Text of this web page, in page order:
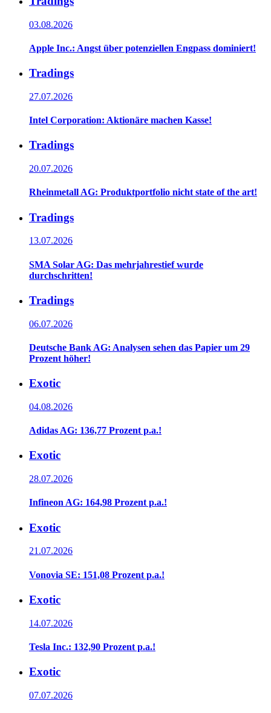
03.08.2026
Apple Inc.: Angst über potenziellen Engpass dominiert!
Tradings
27.07.2026
Intel Corporation: Aktionäre machen Kasse!
Tradings
20.07.2026
Rheinmetall AG: Produktportfolio nicht state of the art!
Tradings
13.07.2026
SMA Solar AG: Das mehrjahrestief wurde
durchschritten!
Tradings
06.07.2026
Deutsche Bank AG: Analysen sehen das Papier um 29
Prozent höher!
Exotic
04.08.2026
Adidas AG: 136,77 Prozent p.a.!
Exotic
28.07.2026
Infineon AG: 164,98 Prozent p.a.!
Exotic
21.07.2026
Vonovia SE: 151,08 Prozent p.a.!
Exotic
14.07.2026
Tesla Inc.: 132,90 Prozent p.a.!
Exotic
07.07.2026